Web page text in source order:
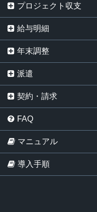
プロジェクト収支
給与明細
年末調整
派遣
契約・請求
FAQ
マニュアル
導入手順